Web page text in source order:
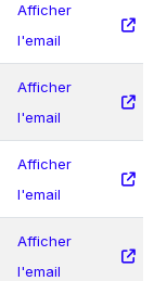
Afficher
l'email
Afficher
l'email
Afficher
l'email
Afficher
l'email